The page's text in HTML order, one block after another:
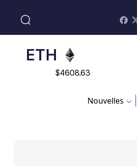
ADA
$0.868816
ETH
$4608.63
Nouvelles